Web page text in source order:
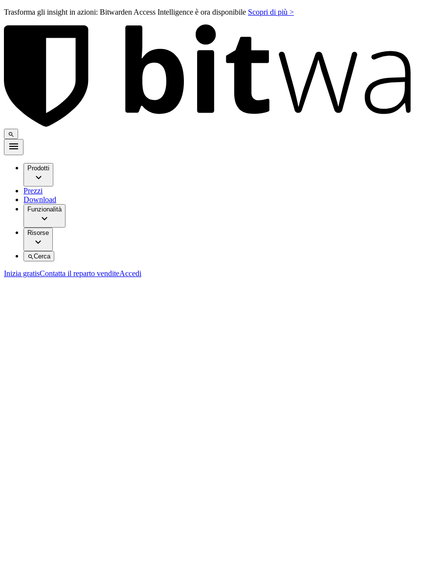
Trasforma gli insight in azioni: Bitwarden Access Intelligence è ora disponibile Scopri di più >
Prodotti
Prezzi
Download
Funzionalità
Risorse
Cerca
Inizia gratisContatta il reparto venditeAccedi